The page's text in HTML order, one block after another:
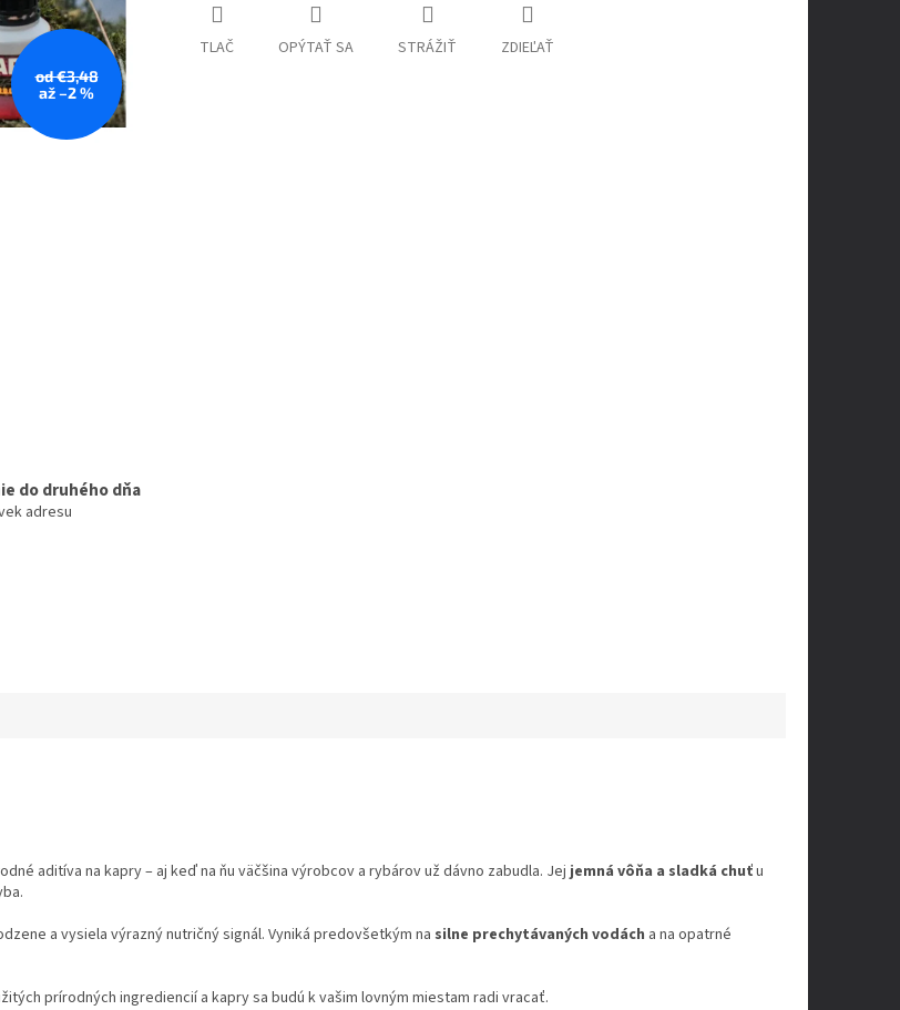
od €3,48
až –2 %
TLAČ OPÝTAŤ SA STRÁŽIŤ ZDIEĽAŤ
do druhého dňa
adresu
aditíva na kapry – aj keď na ňu väčšina výrobcov a rybárov už dávno zabudla. Jej jemná vôňa a sladká chuťu
a vysiela výrazný nutričný signál. Vyniká predovšetkým na silne prechytávaných vodách a na opatrné
prírodných ingrediencií a kapry sa budú k vašim lovným miestam radi vracať.